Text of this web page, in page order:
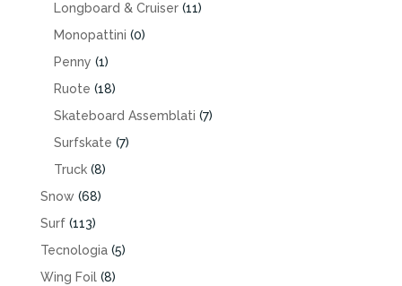
Longboard & Cruiser (11)
Monopattini (0)
Penny (1)
Ruote (18)
Skateboard Assemblati (7)
Surfskate (7)
Truck (8)
Snow (68)
Surf (113)
Tecnologia (5)
Wing Foil (8)